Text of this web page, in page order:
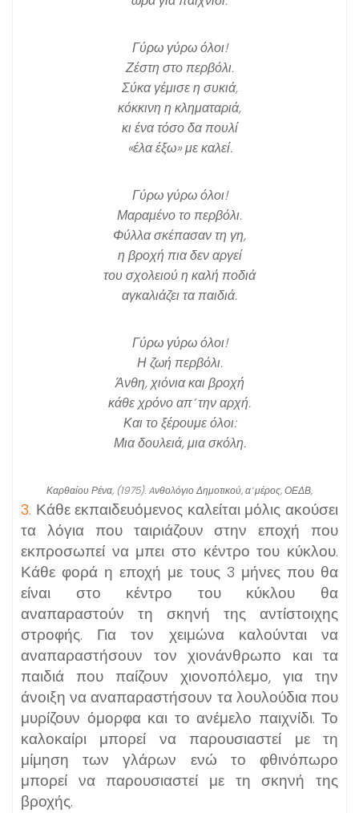
Γύρω γύρω όλοι!
Ζέστη στο περβόλι.
Σύκα γέμισε η συκιά,
κόκκινη η κληματαριά,
κι ένα τόσο δα πουλί
«έλα έξω» με καλεί.
Γύρω γύρω όλοι!
Μαραμένο το περβόλι.
Φύλλα σκέπασαν τη γη,
η βροχή πια δεν αργεί
του σχολειού η καλή ποδιά
αγκαλιάζει τα παιδιά.
Γύρω γύρω όλοι!
Η ζωή περβόλι.
Άνθη, χιόνια και βροχή
κάθε χρόνο απ’ την αρχή.
Και το ξέρουμε όλοι:
Μια δουλειά, μια σκόλη.
Καρθαίου Ρένα, (1975). Aνθολόγιο Δημοτικού, α’ μέρος, ΟΕΔΒ,
3. Κάθε εκπαιδευόμενος καλείται μόλις ακούσει
τα λόγια που ταιριάζουν στην εποχή που
εκπροσωπεί να μπει στο κέντρο του κύκλου.
Κάθε φορά η εποχή με τους 3 μήνες που θα
είναι στο κέντρο του κύκλου θα
αναπαραστούν τη σκηνή της αντίστοιχης
στροφής. Για τον χειμώνα καλούνται να
αναπαραστήσουν τον χιονάνθρωπο και τα
παιδιά που παίζουν χιονοπόλεμο, για την
άνοιξη να αναπαραστήσουν τα λουλούδια που
μυρίζουν όμορφα και το ανέμελο παιχνίδι. Το
καλοκαίρι μπορεί να παρουσιαστεί με τη
μίμηση των γλάρων ενώ το φθινόπωρο
μπορεί να παρουσιαστεί με τη σκηνή της
βροχής.